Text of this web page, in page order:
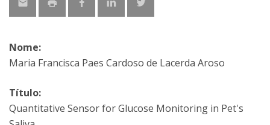
Nome:
Maria Francisca Paes Cardoso de Lacerda Aroso
Título:
Quantitative Sensor for Glucose Monitoring in Pet's